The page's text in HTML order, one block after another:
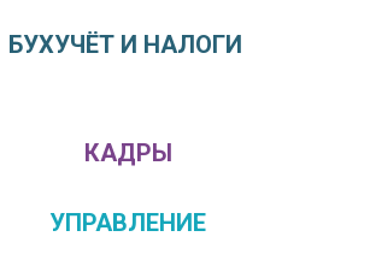
БУХУЧЁТ И НАЛОГИ
КАДРЫ
УПРАВЛЕНИЕ